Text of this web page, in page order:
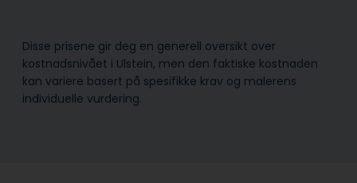
Disse prisene gir deg en generell oversikt over
kostnadsnivået i Ulstein, men den faktiske kostnaden
kan variere basert på spesifikke krav og malerens
individuelle vurdering.